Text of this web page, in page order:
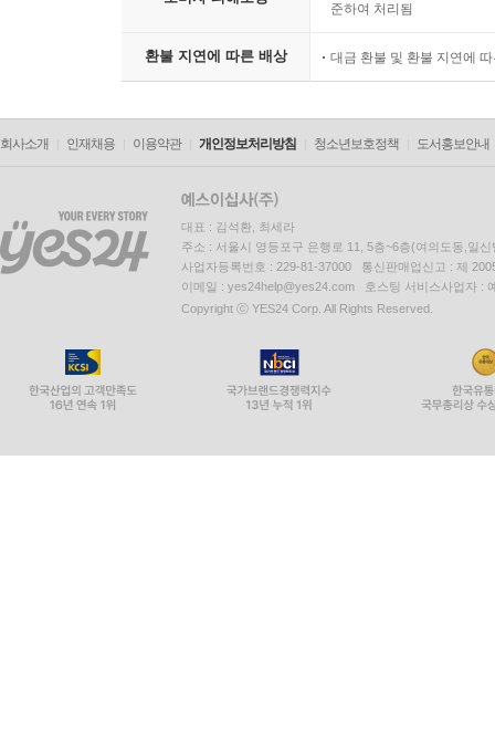
준하여 처리됨
환불 지연에 따른 배상 대금 환불 및 환불 지연에
회사소개 인재채용 이용약관 개인정보처리방침 청소년보호정책 도서홍보안내
대표 : 김석환, 최세라
주소 : 서울시 영등포구 은행로 11, 5층~6층(여의도동,일신
사업자등록번호 : 229-81-37000 통신판매업신고 : 제
이메일 : yes24help@yes24.com 호스팅 서비스사업자 :
Copyright ⓒ YES24 Corp. All Rights Reserved.